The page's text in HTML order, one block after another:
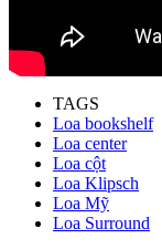
TAGS
Loa bookshelf
Loa center
Loa cột
Loa Klipsch
Loa Mỹ
Loa Surround